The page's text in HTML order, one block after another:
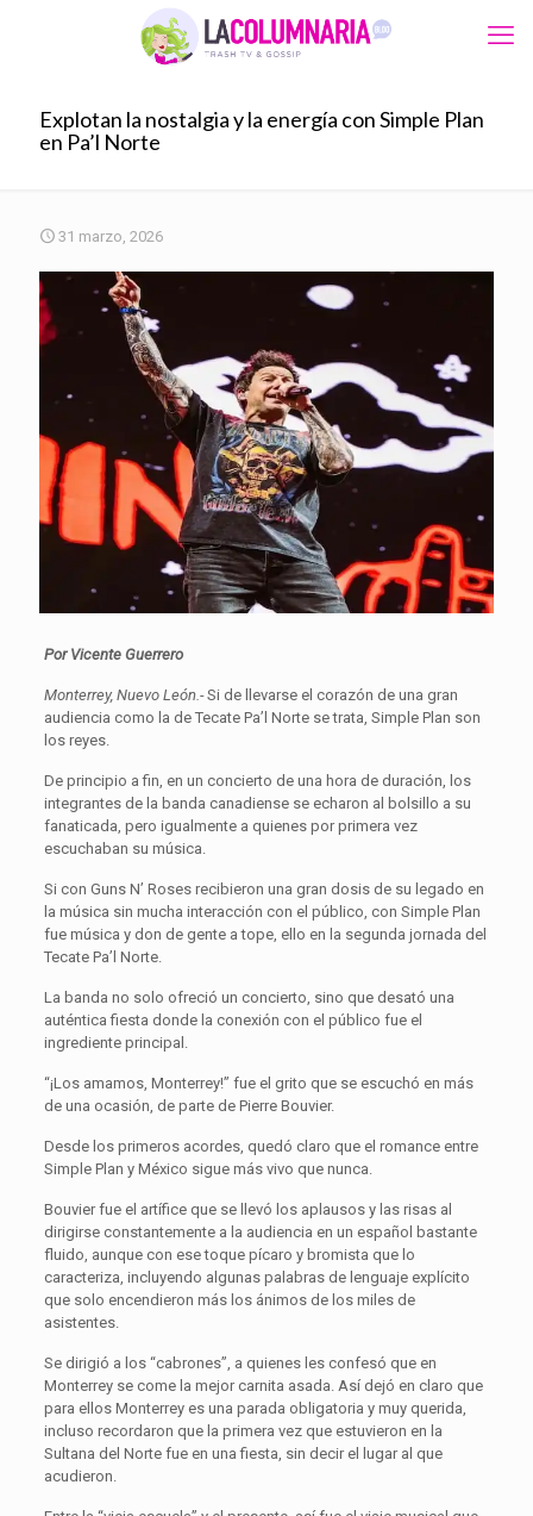
Explotan la nostalgia y la energía con Simple Plan
en Pa’l Norte
31 marzo, 2026
Por Vicente Guerrero
Monterrey, Nuevo León.-Si de llevarse el corazón de una gran
audiencia como la de Tecate Pa’l Norte se trata, Simple Plan son
los reyes.
De principio a fin, en un concierto de una hora de duración, los
integrantes de la banda canadiense se echaron al bolsillo a su
fanaticada, pero igualmente a quienes por primera vez
escuchaban su música.
Si con Guns N’ Roses recibieron una gran dosis de su legado en
la música sin mucha interacción con el público, con Simple Plan
fue música y don de gente a tope, ello en la segunda jornada del
Tecate Pa’l Norte.
La banda no solo ofreció un concierto, sino que desató una
auténtica fiesta donde la conexión con el público fue el
ingrediente principal.
“¡Los amamos, Monterrey!” fue el grito que se escuchó en más
de una ocasión, de parte de Pierre Bouvier.
Desde los primeros acordes, quedó claro que el romance entre
Simple Plan y México sigue más vivo que nunca.
Bouvier fue el artífice que se llevó los aplausos y las risas al
dirigirse constantemente a la audiencia en un español bastante
fluido, aunque con ese toque pícaro y bromista que lo
caracteriza, incluyendo algunas palabras de lenguaje explícito
que solo encendieron más los ánimos de los miles de
asistentes.
Se dirigió a los “cabrones”, a quienes les confesó que en
Monterrey se come la mejor carnita asada. Así dejó en claro que
para ellos Monterrey es una parada obligatoria y muy querida,
incluso recordaron que la primera vez que estuvieron en la
Sultana del Norte fue en una fiesta, sin decir el lugar al que
acudieron.